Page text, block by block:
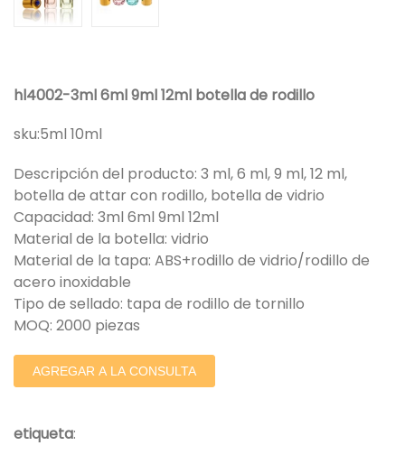
hl4002-3ml 6ml 9ml 12ml botella de rodillo
sku:5ml 10ml
Descripción del producto: 3 ml, 6 ml, 9 ml, 12 ml,
botella de attar con rodillo, botella de vidrio
Capacidad: 3ml 6ml 9ml 12ml
Material de la botella: vidrio
Material de la tapa: ABS+rodillo de vidrio/rodillo de
acero inoxidable
Tipo de sellado: tapa de rodillo de tornillo
MOQ: 2000 piezas
AGREGAR A LA CONSULTA
etiqueta: